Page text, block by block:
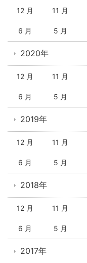
12 月 11 月
6 月 5 月
2020年
12 月 11 月
6 月 5 月
2019年
12 月 11 月
6 月 5 月
2018年
12 月 11 月
6 月 5 月
2017年